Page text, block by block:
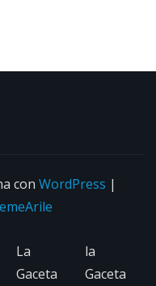
con WordPress |
La
Gaceta
la
Gaceta